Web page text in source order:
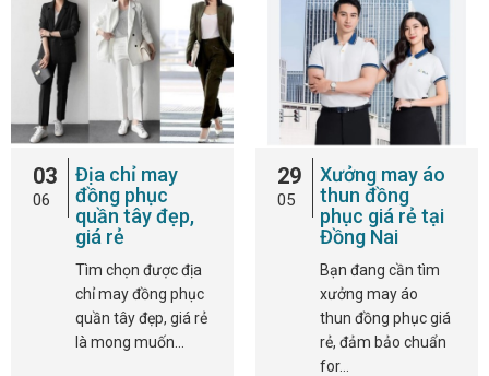
03
06
Địa chỉ may
đồng phục
quần tây đẹp,
giá rẻ
Tìm chọn được địa
chỉ may đồng phục
quần tây đẹp, giá rẻ
là mong muốn…
29
05
Xưởng may áo
thun đồng
phục giá rẻ tại
Đồng Nai
Bạn đang cần tìm
xưởng may áo
thun đồng phục giá
rẻ, đảm bảo chuẩn
for…